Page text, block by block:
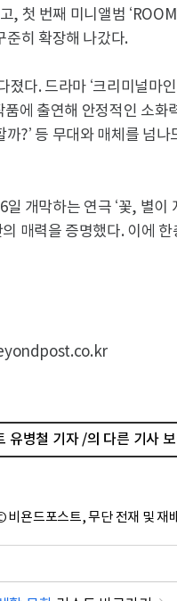
, 첫 번째 미니앨범
준히 확장해 나갔다.
다. 드라마 ‘크리미널마인
품에 출연해 안정적인 소
까?’ 등 무대와 매체를 넘
일 개막하는 연극 ‘꽃, 별
매력을 증명했다. 이에
유병철 기자 /의 다른 기사 보
비욘드포스트, 무단 전재 및 재